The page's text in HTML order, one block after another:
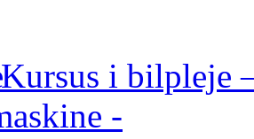
Kursus i bilpleje